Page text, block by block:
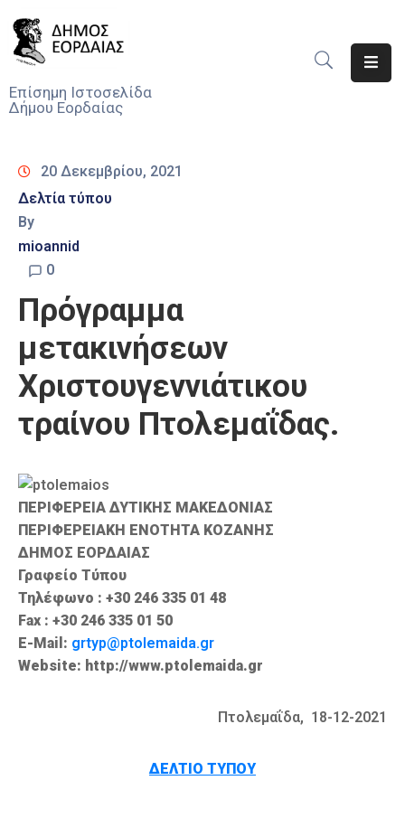
Επίσημη Ιστοσελίδα
Δήμου Εορδαίας
Νέα
Υπηρεσίες
Του
Δήμου
Προσκλήσεις
Αποφάσεις
Τηλέφωνα
Καιρός
20 Δεκεμβρίου, 2021
Δελτία τύπου
By
mioannid
0
Πρόγραμμα
μετακινήσεων
Χριστουγεννιάτικου
τραίνου Πτολεμαΐδας.
ΠΕΡΙΦΕΡΕΙΑ ΔΥΤΙΚΗΣ ΜΑΚΕΔΟΝΙΑΣ
ΠΕΡΙΦΕΡΕΙΑΚΗ ΕΝΟΤΗΤΑ ΚΟΖΑΝΗΣ
ΔΗΜΟΣ ΕΟΡΔΑΙΑΣ
Γραφείο Τύπου
Τηλέφωνο : +30 246 335 01 48
Fax : +30 246 335 01 50
E-Mail: grtyp@ptolemaida.gr
Website: http://www.ptolemaida.gr
Πτολεμαΐδα, 18-12-2021
ΔΕΛΤΙΟ ΤΥΠΟΥ